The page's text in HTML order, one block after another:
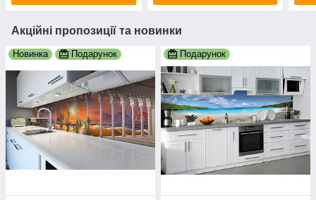
Акційні пропозиції та новинки
Новинка Подарунок Подарунок